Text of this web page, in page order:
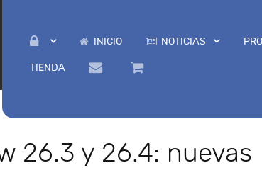
INICIO NOTICIAS
TIENDA
26.3 y 26.4: nuevas